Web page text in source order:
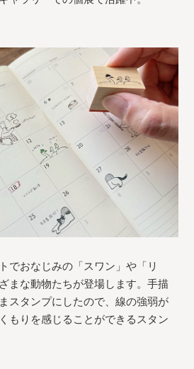
でおなじみの「スワン」や「リ
まな動物たちが登場します。手描
スタンプにしたので、線の強弱が
もりを感じることができるスタン